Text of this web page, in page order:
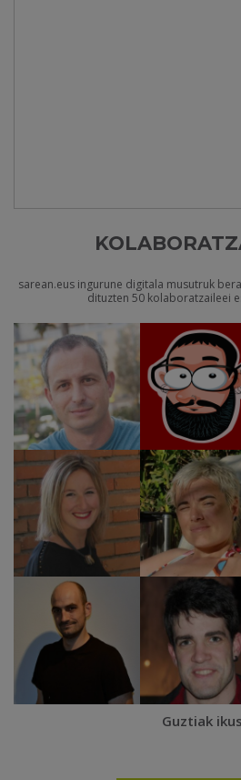
sarean.eus ingurune digitala musutruk
dituzten 50 kolaboratzaileei
Guztiak